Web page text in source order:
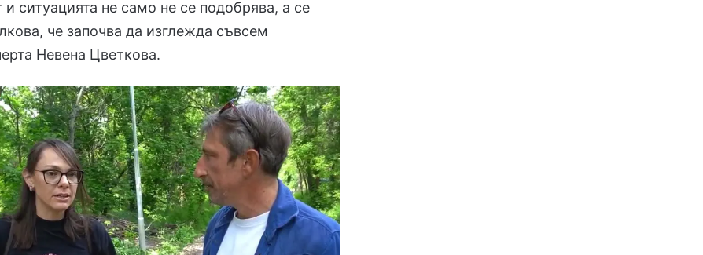
и ситуацията не само не се подобрява, а се
че започва да изглежда съвсем
Невена Цветкова.